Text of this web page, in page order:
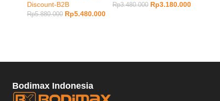
Discount-B2B
Rp5.880.000 Rp5.480.000
Rp3.480.000 Rp3.180.000
Bodimax Indonesia